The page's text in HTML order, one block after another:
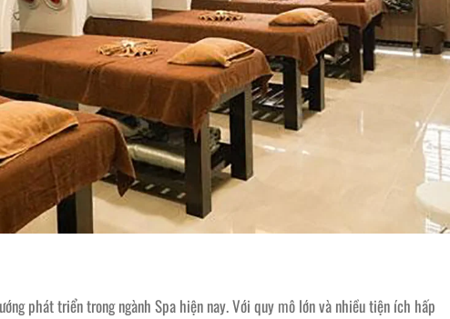
phát triển trong ngành Spa hiện nay. Với quy mô lớn và nhiều tiện ích hấp